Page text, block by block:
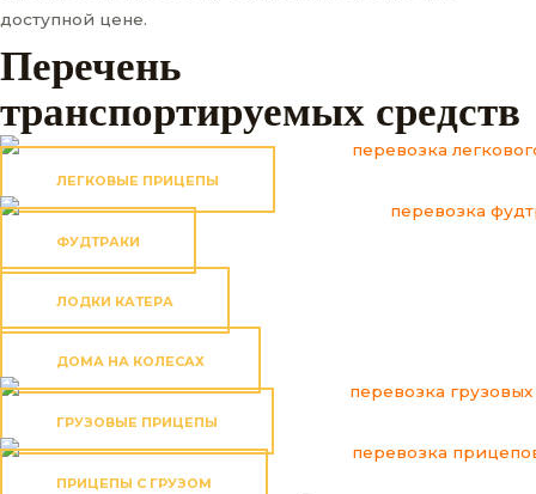
доступной цене.
Перечень
транспортируемых средств
ЛЕГКОВЫЕ ПРИЦЕПЫ
ФУДТРАКИ
ЛОДКИ КАТЕРА
ДОМА НА КОЛЕСАХ
ГРУЗОВЫЕ ПРИЦЕПЫ
ПРИЦЕПЫ С ГРУЗОМ